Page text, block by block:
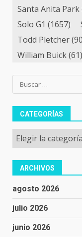
Santa Anita Park
Solo G1 (1657)
Todd Pletcher
William Buick(61)
Buscar:
CATEGORÍAS
Categorías
ARCHIVOS
agosto 2026
julio 2026
junio 2026